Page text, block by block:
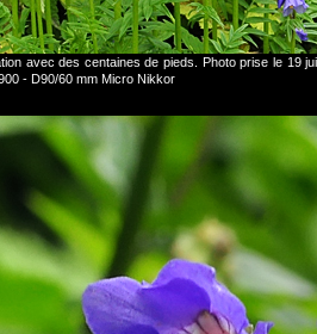
avec des centaines de pieds. Photo prise le 19
- D90/60 mm Micro Nikkor